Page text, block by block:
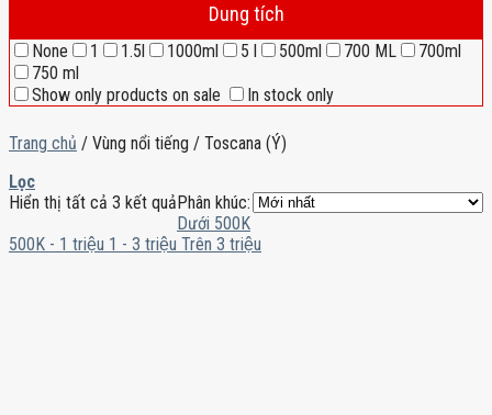
Dung tích
None 1 1.5l 1000ml 5 l 500ml 700 ML
700ml
750 ml
Show only products on sale
In stock only
Trang chủ / Vùng nổi tiếng / Toscana (Ý)
Lọc
Hiển thị tất cả 3 kết quảPhân khúc:
Dưới 500K
500K - 1 triệu 1 - 3 triệu Trên 3 triệu